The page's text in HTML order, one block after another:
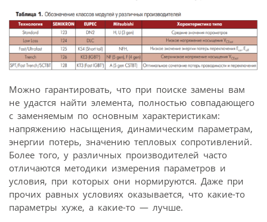
Можно гарантировать, что при поиске замены вам
не удастся найти элемента, полностью совпадающего
с заменяемым по основным характеристикам:
напряжению насыщения, динамическим параметрам,
энергии потерь, значению тепловых сопротивлений.
Более того, у различных производителей часто
отличаются методики измерения параметров и
условия, при которых они нормируются. Даже при
прочих равных условиях оказывается, что какие-то
параметры хуже, а какие-то — лучше.